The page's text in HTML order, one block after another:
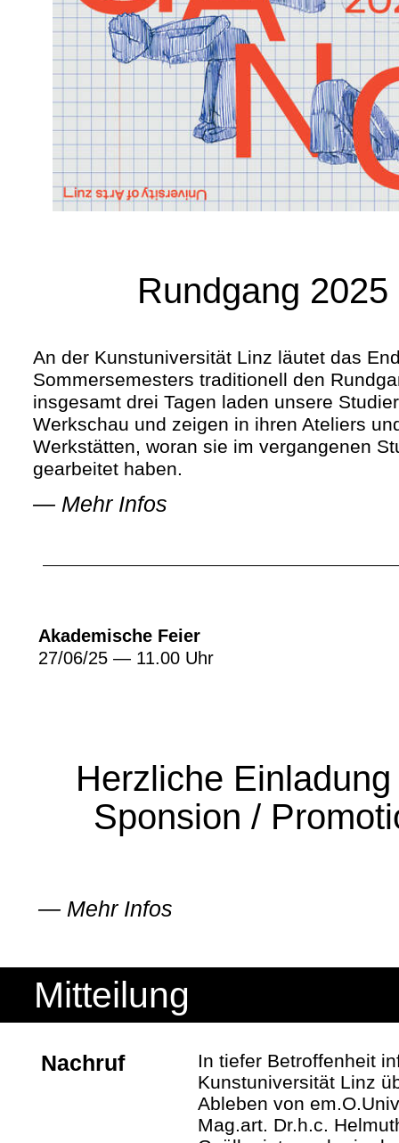
Rundgang 2025
An der Kunstuniversität Linz läutet das
Sommersemesters traditionell den
insgesamt drei Tagen laden unsere
Werkschau und zeigen in ihren Ateliers
Werkstätten, woran sie im vergangenen
gearbeitet haben.
— Mehr Infos
Akademische Feier
27/06/25 — 11.00 Uhr
Herzliche
Sponsion /
— Mehr Infos
Mitteilung
Nachruf
In tiefer Betroffenheit
Kunstuniversität Linz
Ableben von
Mag.art. Dr.h.c.